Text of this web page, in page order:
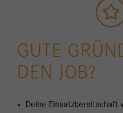
GUTE
DEN JOB?
Deine Einsatzbereitschaft